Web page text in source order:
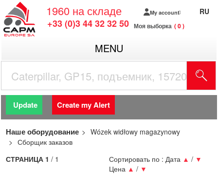
1960 на складе
+33 (0)3 44 32 32 50
My account
Моя выборка 0
RU
MENU
Update Create my Alert
Наше оборудование
Wózek widłowy magazynowy
Сборщик заказов
Сортировать по : Дата ▲ / ▼
Цена ▲ / ▼
СТРАНИЦА 1 / 1